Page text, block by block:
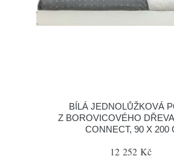
BÍLÁ JEDNOLŮŽKOVÁ
Z BOROVICOVÉHO
CONNECT, 90 X 200
12 252 Kč